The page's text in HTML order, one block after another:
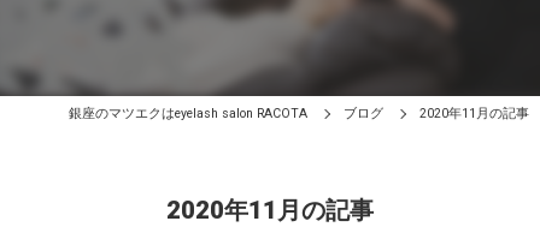
銀座のマツエクはeyelash salon RACOTA ブログ 2020年11月の記事
2020年11月の記事